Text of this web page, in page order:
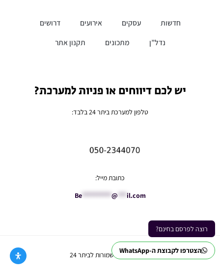
הצטרפו לקבוצת ה-WhatsApp
רוצה לפרסם בחינם?
חדשות עסקים אירועים
דרושים
נדל”ן
מתכונים תקנון אתר
יש לכם דיווחים או פניות למערכת?
טלפון למערכת ביתר 24 בלבד:
כתובת מייל:
Be********** @ *** il.com
Ⓒ כל הזכויות שמורות לביתר 24